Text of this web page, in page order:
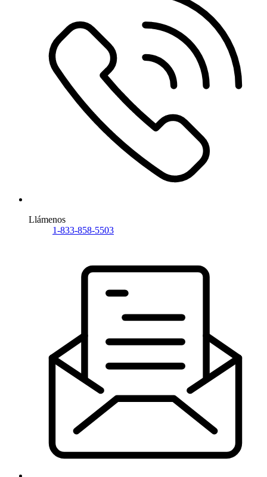
Llámenos
1-833-858-5503